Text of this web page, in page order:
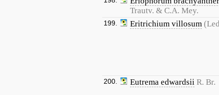
Trautv. & C.A. Mey.
199. Eritrichium villosum
200. Eutrema edwardsii R. Br.